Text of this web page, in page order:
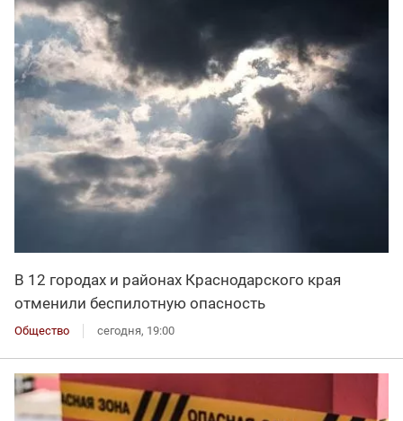
В 12 городах и районах Краснодарского края
отменили беспилотную опасность
Общество сегодня, 19:00